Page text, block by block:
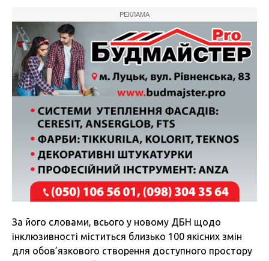
РЕКЛАМА
За його словами, всього у новому ДБН щодо
інклюзивності міститься близько 100 якісних змін
для обов’язкового створення доступного простору